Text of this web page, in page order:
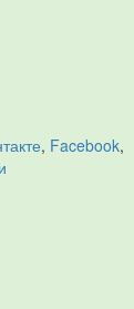
, Facebook,